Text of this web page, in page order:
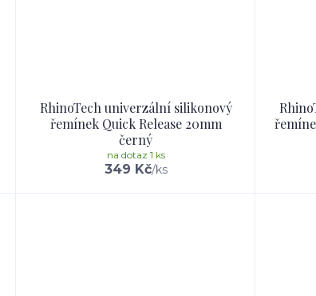
RhinoTech univerzální silikonový
řemínek Quick Release 20mm
černý
349 Kč/ks
na dotaz 1 ks